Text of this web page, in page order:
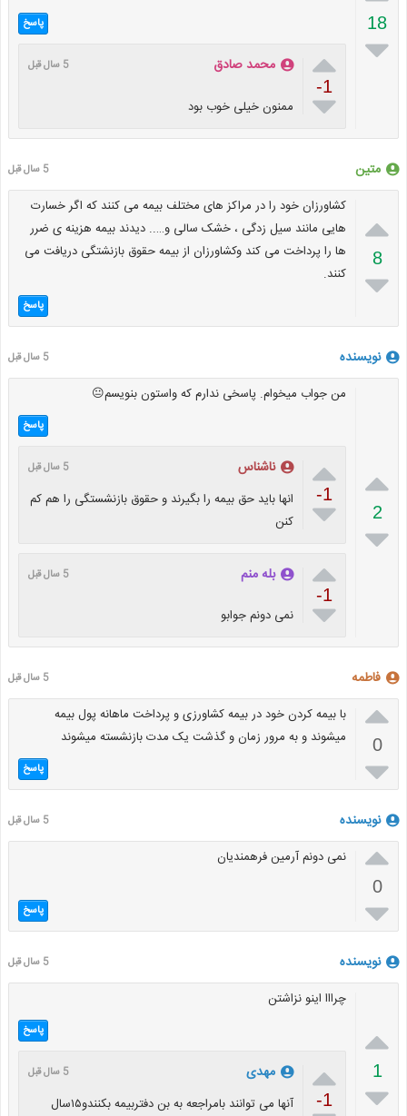
18

پاسخ

-1

محمد صادق 5 سال قبل
ممنون خیلی خوب بود
متین 5 سال قبل

8

کشاورزان خود را در مراکز های مختلف بیمه می کنند که اگر خسارت
هایی مانند سیل زدگی ، خشک سالی و….. دیدند بیمه هزینه ی ضرر
ها را پرداخت می کند وکشاورزان از بیمه حقوق بازنشتگی دریافت می
کنند.
پاسخ
نویسنده 5 سال قبل

2

من جواب میخوام. پاسخی ندارم که واستون بنویسم😐
پاسخ

-1

ناشناس 5 سال قبل
انها باید حق بیمه را بگیرند و حقوق بازنشستگی را هم کم
کنن

-1

بله منم 5 سال قبل
نمی دونم جوابو
فاطمه 5 سال قبل

0

با بیمه کردن خود در بیمه کشاورزی و پرداخت ماهانه پول بیمه
میشوند و به مرور زمان و گذشت یک مدت بازنشسته میشوند
پاسخ
نویسنده 5 سال قبل

0

نمی دونم آرمین فرهمندیان
پاسخ
نویسنده 5 سال قبل

1

چرااا اینو نزاشتن
پاسخ

-1
مهدی 5 سال قبل
آنها می توانند بامراجعه به بن دفتربیمه بکنندو۱۵سال